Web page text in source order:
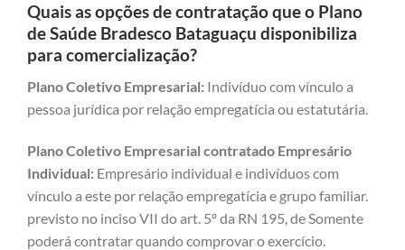
Quais as opções de contratação que o Plano
de Saúde Bradesco Bataguaçu disponibiliza
para comercialização?
Plano Coletivo Empresarial: Indivíduo com vínculo a
pessoa jurídica por relação empregatícia ou estatutária.
Plano Coletivo Empresarial contratado Empresário
Individual: Empresário individual e indivíduos com
vínculo a este por relação empregatícia e grupo familiar.
previsto no inciso VII do art. 5º da RN 195, de Somente
poderá contratar quando comprovar o exercício.